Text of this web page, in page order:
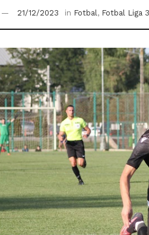
21/12/2023 in Fotbal, Fotbal Liga 3